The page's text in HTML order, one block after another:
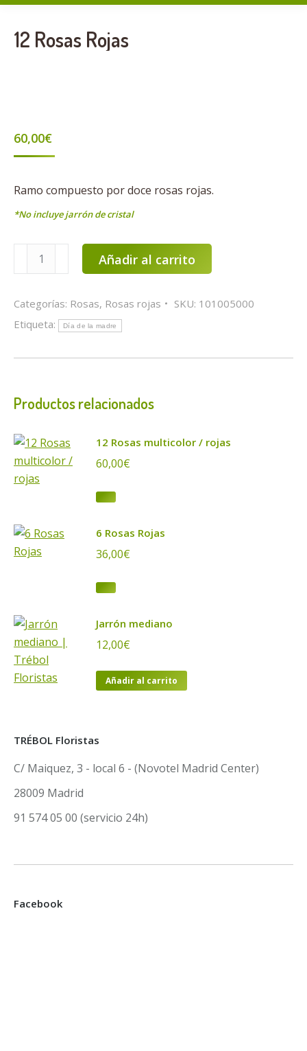
12 Rosas Rojas
60,00€
Ramo compuesto por doce rosas rojas.
*No incluye jarrón de cristal
Rosas
cantidad
Añadir al carrito
Categorías: Rosas, Rosas rojas SKU: 101005000
Etiqueta:
Día de la madre
Productos relacionados
12 Rosas multicolor / rojas
60,00€
6 Rosas Rojas
36,00€
Jarrón mediano
12,00€
Añadir al carrito
TRÉBOL Floristas
C/ Maiquez, 3 - local 6 - (Novotel Madrid Center)
28009 Madrid
91 574 05 00 (servicio 24h)
Facebook